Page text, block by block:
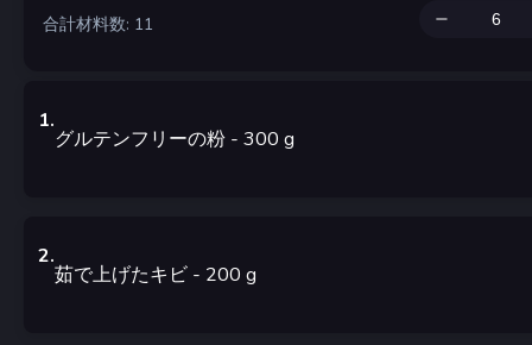
合計材料数: 11
1.
グルテンフリーの粉 - 300 g
2.
茹で上げたキビ - 200 g